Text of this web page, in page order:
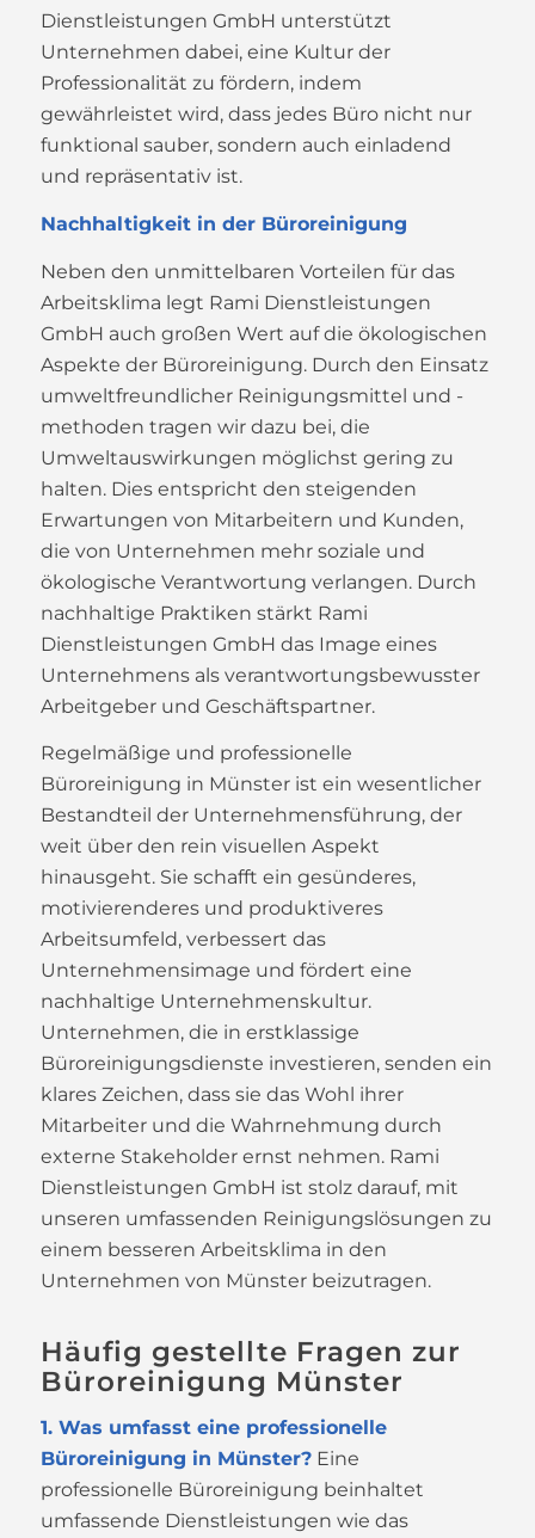
Dienstleistungen GmbH unterstützt
Unternehmen dabei, eine Kultur der
Professionalität zu fördern, indem
gewährleistet wird, dass jedes Büro nicht nur
funktional sauber, sondern auch einladend
und repräsentativ ist.
Nachhaltigkeit in der Büroreinigung
Neben den unmittelbaren Vorteilen für das
Arbeitsklima legt Rami Dienstleistungen
GmbH auch großen Wert auf die ökologischen
Aspekte der Büroreinigung. Durch den Einsatz
umweltfreundlicher Reinigungsmittel und -
methoden tragen wir dazu bei, die
Umweltauswirkungen möglichst gering zu
halten. Dies entspricht den steigenden
Erwartungen von Mitarbeitern und Kunden,
die von Unternehmen mehr soziale und
ökologische Verantwortung verlangen. Durch
nachhaltige Praktiken stärkt Rami
Dienstleistungen GmbH das Image eines
Unternehmens als verantwortungsbewusster
Arbeitgeber und Geschäftspartner.
Regelmäßige und professionelle
Büroreinigung in Münster ist ein wesentlicher
Bestandteil der Unternehmensführung, der
weit über den rein visuellen Aspekt
hinausgeht. Sie schafft ein gesünderes,
motivierenderes und produktiveres
Arbeitsumfeld, verbessert das
Unternehmensimage und fördert eine
nachhaltige Unternehmenskultur.
Unternehmen, die in erstklassige
Büroreinigungsdienste investieren, senden ein
klares Zeichen, dass sie das Wohl ihrer
Mitarbeiter und die Wahrnehmung durch
externe Stakeholder ernst nehmen. Rami
Dienstleistungen GmbH ist stolz darauf, mit
unseren umfassenden Reinigungslösungen zu
einem besseren Arbeitsklima in den
Unternehmen von Münster beizutragen.
Häufig gestellte Fragen zur
Büroreinigung Münster
1. Was umfasst eine professionelle
Büroreinigung in Münster?Eine
professionelle Büroreinigung beinhaltet
umfassende Dienstleistungen wie das